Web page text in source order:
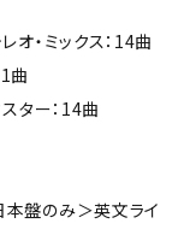
・ミックス：14曲
曲
ター：14曲
盤のみ＞英文ライ